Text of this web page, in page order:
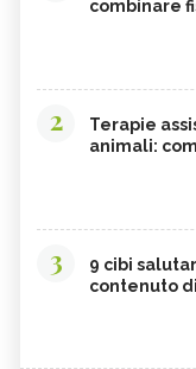
combinare
2
Terapie
animali:
3
9 cibi
contenuto